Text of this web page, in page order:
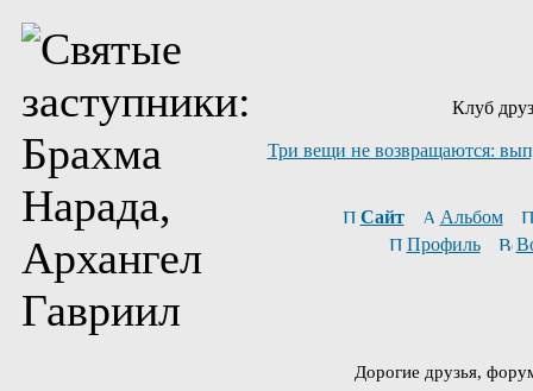
Клуб
Три вещи не возвращаются:
Сайт
Альбом
Профиль
Дорогие друзья,